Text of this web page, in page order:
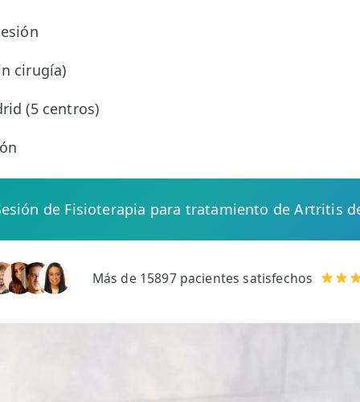
cirugía)
(5 centros)
de Fisioterapia para tratamiento de Artritis
Más de 15897 pacientes satisfechos